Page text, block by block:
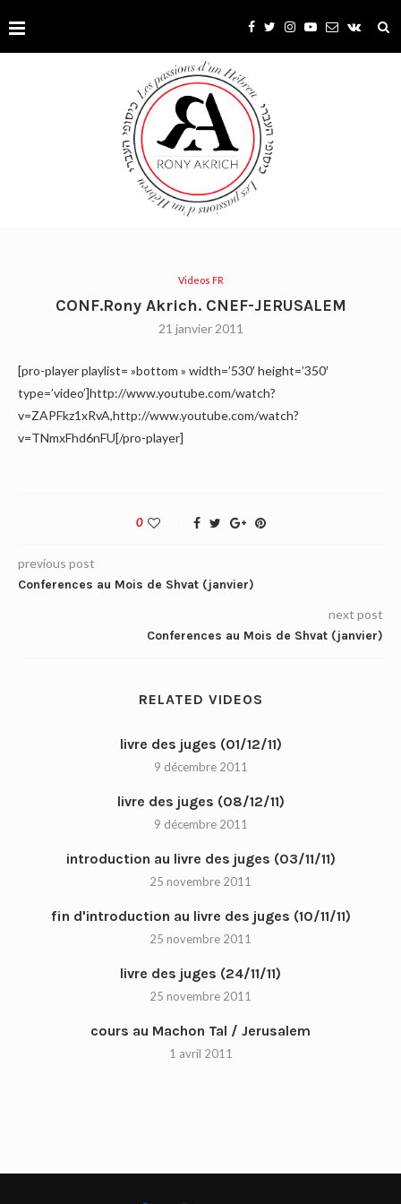
Videos FR
CONF.Rony Akrich. CNEF-JERUSALEM
21 janvier 2011
[pro-player playlist= »bottom » width=’530′ height=’350′
type=’video’]http://www.youtube.com/watch?
v=ZAPFkz1xRvA,http://www.youtube.com/watch?
v=TNmxFhd6nFU[/pro-player]
0
previous post
Conferences au Mois de Shvat (janvier)
next post
Conferences au Mois de Shvat (janvier)
RELATED VIDEOS
livre des juges (01/12/11)
9 décembre 2011
livre des juges (08/12/11)
9 décembre 2011
introduction au livre des juges (03/11/11)
25 novembre 2011
fin d'introduction au livre des juges (10/11/11)
25 novembre 2011
livre des juges (24/11/11)
25 novembre 2011
cours au Machon Tal / Jerusalem
1 avril 2011